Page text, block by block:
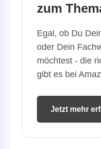
zum
Egal, ob Du
oder Dein
möchtest - die
gibt es bei
Jetzt mehr